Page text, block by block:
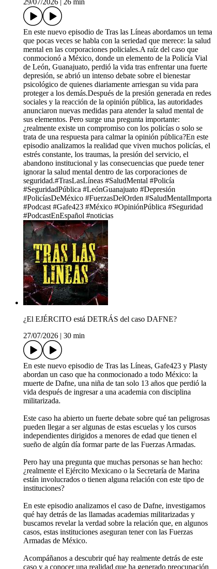
29/07/2026
26 min
En este nuevo episodio de Tras las Líneas abordamos un tema
que pocas veces se habla con la seriedad que merece: la salud
mental en las corporaciones policiales.A raíz del caso que
conmocionó a México, donde un elemento de la Policía Vial
de León, Guanajuato, perdió la vida tras enfrentar una fuerte
depresión, se abrió un intenso debate sobre el bienestar
psicológico de quienes diariamente arriesgan su vida para
proteger a los demás.Después de la presión generada en redes
sociales y la reacción de la opinión pública, las autoridades
anunciaron nuevas medidas para atender la salud mental de
sus elementos. Pero surge una pregunta importante:
¿realmente existe un compromiso con los policías o solo se
trata de una respuesta para calmar la opinión pública?En este
episodio analizamos la realidad que viven muchos policías, el
estrés constante, los traumas, la presión del servicio, el
abandono institucional y las consecuencias que puede tener
ignorar la salud mental dentro de las corporaciones de
seguridad.#TrasLasLíneas #SaludMental #Policía
#SeguridadPública #LeónGuanajuato #Depresión
#PolicíasDeMéxico #FuerzasDelOrden #SaludMentalImporta
#Podcast #Gafe423 #México #OpiniónPública #Seguridad
#PodcastEnEspañol #noticias
¿El EJÉRCITO está DETRÁS del caso DAFNE?
27/07/2026
30 min
En este nuevo episodio de Tras las Líneas, Gafe423 y Plasty
abordan un caso que ha conmocionado a todo México: la
muerte de Dafne, una niña de tan solo 13 años que perdió la
vida después de ingresar a una academia con disciplina
militarizada.
Este caso ha abierto un fuerte debate sobre qué tan peligrosas
pueden llegar a ser algunas de estas escuelas y los cursos
independientes dirigidos a menores de edad que tienen el
sueño de algún día formar parte de las Fuerzas Armadas.
Pero hay una pregunta que muchas personas se han hecho:
¿realmente el Ejército Mexicano o la Secretaría de Marina
están involucrados o tienen alguna relación con este tipo de
instituciones?
En este episodio analizamos el caso de Dafne, investigamos
qué hay detrás de las llamadas academias militarizadas y
buscamos revelar la verdad sobre la relación que, en algunos
casos, estas instituciones aseguran tener con las Fuerzas
Armadas de México.
Acompáñanos a descubrir qué hay realmente detrás de este
caso y a conocer una realidad que ha generado preocupación